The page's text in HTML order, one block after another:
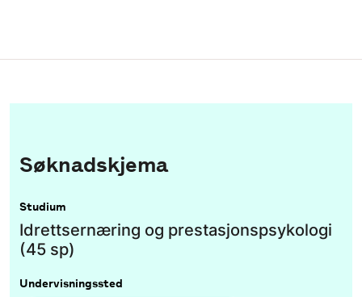
Søknadskjema
Studium
Idrettsernæring og prestasjonspsykologi
(45 sp)
Undervisningssted